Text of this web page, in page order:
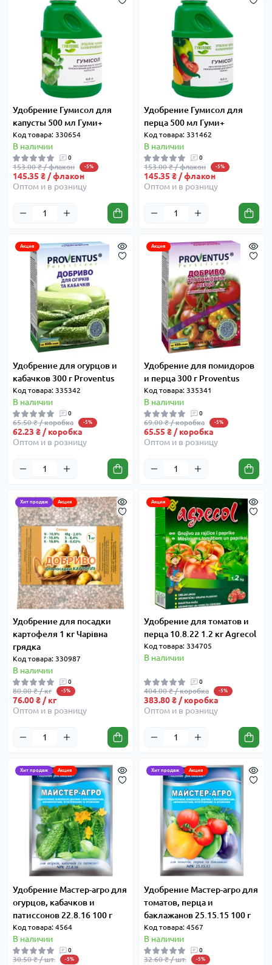
Удобрение Гумисол для
капусты 500 мл Гуми+
Код товара: 330654
В наличии
0
153.00 ₴ / флакон -5%
145.35 ₴ / флакон
Оптом и в розницу
Удобрение Гумисол для
перца 500 мл Гуми+
Код товара: 331462
В наличии
0
153.00 ₴ / флакон -5%
145.35 ₴ / флакон
Оптом и в розницу
Акция
Удобрение для огурцов и
кабачков 300 г Proventus
Код товара: 335342
В наличии
0
65.50 ₴ / коробка -5%
62.23 ₴ / коробка
Оптом и в розницу
Акция
Удобрение для помидоров
и перца 300 г Proventus
Код товара: 335341
В наличии
0
69.00 ₴ / коробка -5%
65.55 ₴ / коробка
Оптом и в розницу
Хит продаж Акция
Удобрение для посадки
картофеля 1 кг Чарівна
грядка
Код товара: 330987
В наличии
0
80.00 ₴ / кг -5%
76.00 ₴ / кг
Оптом и в розницу
Акция
Удобрение для томатов и
перца 10.8.22 1.2 кг Agrecol
Код товара: 334705
В наличии
0
404.00 ₴ / коробка -5%
383.80 ₴ / коробка
Оптом и в розницу
Хит продаж Акция
Удобрение Мастер-агро для
огурцов, кабачков и
патиссонов 22.8.16 100 г
Код товара: 4564
В наличии
0
30.50 ₴ / шт. -5%
Хит продаж Акция
Удобрение Мастер-агро для
томатов, перца и
баклажанов 25.15.15 100 г
Код товара: 4567
В наличии
0
32.60 ₴ / шт. -5%